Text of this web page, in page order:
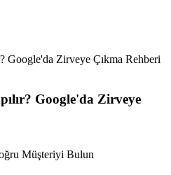
Google'da Zirveye